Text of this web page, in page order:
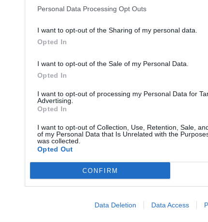
Personal Data Processing Opt Outs
I want to opt-out of the Sharing of my personal data.
Opted In
I want to opt-out of the Sale of my Personal Data.
Opted In
I want to opt-out of processing my Personal Data for
Advertising.
Opted In
I want to opt-out of Collection, Use, Retention, Sale,
of my Personal Data that Is Unrelated with the
was collected.
Opted Out
CONFIRM
Data Deletion Data Access